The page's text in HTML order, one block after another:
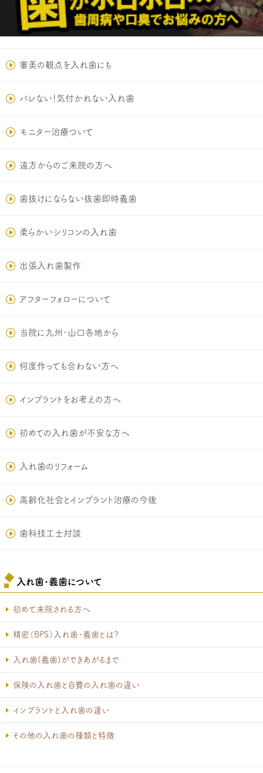
審美の観点を入れ歯にも
バレない！気付かれない入れ歯
モニター治療ついて
遠方からのご来院の方へ
歯抜けにならない抜歯即時義歯
柔らかいシリコンの入れ歯
出張入れ歯製作
アフターフォローについて
当院に九州･山口各地から
何度作っても合わない方へ
インプラントをお考えの方へ
初めての入れ歯が不安な方へ
入れ歯のリフォーム
高齢化社会とインプラント治療の今後
歯科技工士対談
入れ歯･義歯について
初めて来院される方へ
精密（BPS）入れ歯・義歯とは？
入れ歯(義歯)ができあがるまで
保険の入れ歯と自費の入れ歯の違い
インプラントと入れ歯の違い
その他の入れ歯の種類と特徴